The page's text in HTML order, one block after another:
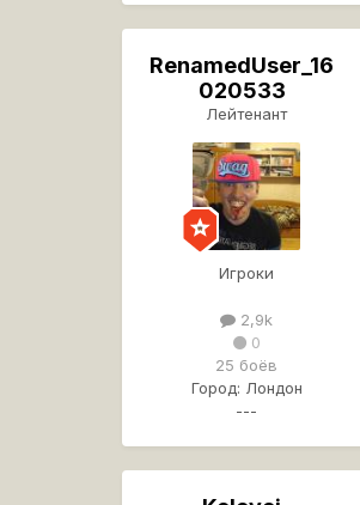
RenamedUser_16
020533
Лейтенант
Игроки
2,9k
0
25 боёв
Город: Лондон
---